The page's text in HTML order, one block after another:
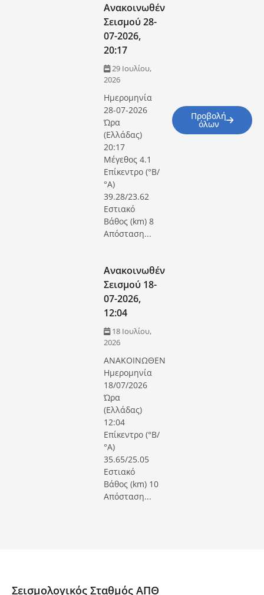
Προβολή
όλων
Ανακοινωθέν
Σεισμού 28-
07-2026,
20:17
29 Ιουλίου,
2026
Ημερομηνία
28-07-2026
Ώρα
(Ελλάδας)
20:17
Μέγεθος 4.1
Επίκεντρο (°Β/
°Α)
39.28/23.62
Εστιακό
Βάθος (km) 8
Απόσταση...
Ανακοινωθέν
Σεισμού 18-
07-2026,
12:04
18 Ιουλίου,
2026
ΑΝΑΚΟΙΝΩΘΕΝ
Ημερομηνία
18/07/2026
Ώρα
(Ελλάδας)
12:04
Επίκεντρο (°Β/
°Α)
35.65/25.05
Εστιακό
Βάθος (km) 10
Απόσταση...
Σεισμολογικός Σταθμός ΑΠΘ